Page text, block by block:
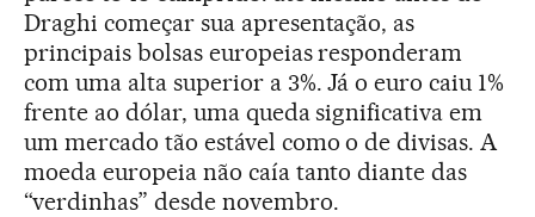
Draghi começar sua apresentação, as
principais bolsas europeias responderam
com uma alta superior a 3%. Já o euro caiu 1%
frente ao dólar, uma queda significativa em
um mercado tão estável como o de divisas. A
moeda europeia não caía tanto diante das
“verdinhas” desde novembro.